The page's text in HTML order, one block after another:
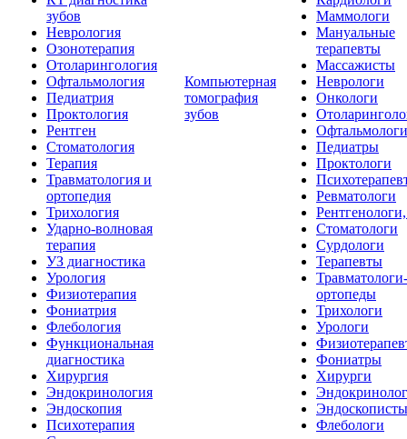
зубов
Неврология
Озонотерапия
Отоларингология
Офтальмология
Педиатрия
Проктология
Рентген
Стоматология
Терапия
Травматология и
ортопедия
Трихология
Ударно-волновая
терапия
УЗ диагностика
Урология
Физиотерапия
Фониатрия
Флебология
Функциональная
диагностика
Хирургия
Эндокринология
Эндоскопия
Психотерапия
Компьютерная
томография
зубов
Маммологи
Мануальные
терапевты
Массажисты
Неврологи
Онкологи
Офтальмологи
Педиатры
Проктологи
Ревматологи
Стоматологи
Сурдологи
Терапевты
Травматологи-
ортопеды
Трихологи
Урологи
Фониатры
Хирурги
Эндоскописты
Флебологи